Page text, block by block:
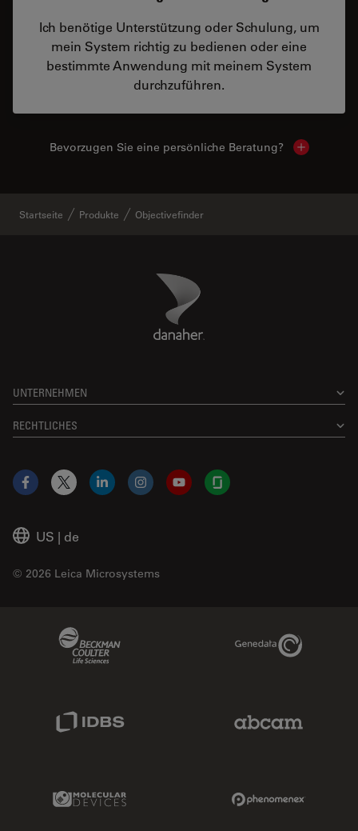
Ich benötige Unterstützung oder Schulung, um
mein System richtig zu bedienen oder eine
bestimmte Anwendung mit meinem System
durchzuführen.
Bevorzugen Sie eine persönliche Beratung? Show
Startseite Produkte Objectivefinder
Danaher Logo
UNTERNEHMEN
RECHTLICHES
US | de
© 2026 Leica Microsystems
Facebook
X LinkedInInstagramYouTubeGlassdoor
Genedata Link
Molecular Devices Link